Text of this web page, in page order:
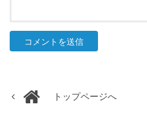
トップページへ